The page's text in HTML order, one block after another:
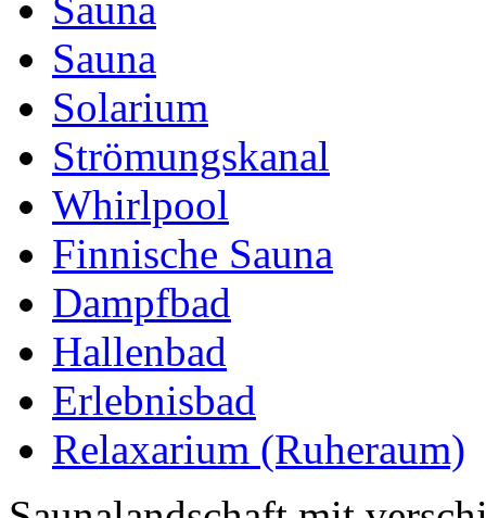
Sauna
Sauna
Solarium
Strömungskanal
Whirlpool
Finnische Sauna
Dampfbad
Hallenbad
Erlebnisbad
Relaxarium (Ruheraum)